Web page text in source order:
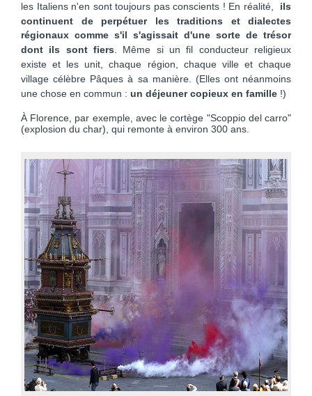
les Italiens n'en sont toujours pas conscients ! En réalité, ils
continuent de perpétuer les traditions et dialectes
régionaux comme s'il s'agissait d'une sorte de trésor
dont ils sont fiers . Même si un fil conducteur religieux
existe et les unit, chaque région, chaque ville et chaque
village célèbre Pâques à sa manière. (Elles ont néanmoins
une chose en commun : un déjeuner copieux en famille !)
À Florence, par exemple, avec le cortège "Scoppio del carro"
(explosion du char), qui remonte à environ 300 ans.